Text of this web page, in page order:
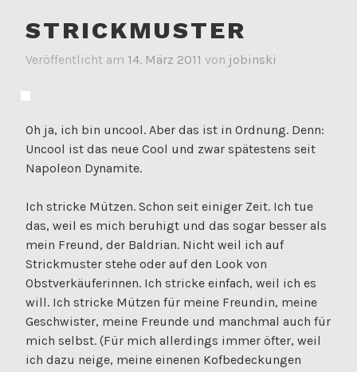
STRICKMUSTER
Veröffentlicht am 14. März 2011 von jobinski
Oh ja, ich bin uncool. Aber das ist in Ordnung. Denn:
Uncool ist das neue Cool und zwar spätestens seit
Napoleon Dynamite.
Ich stricke Mützen. Schon seit einiger Zeit. Ich tue
das, weil es mich beruhigt und das sogar besser als
mein Freund, der Baldrian. Nicht weil ich auf
Strickmuster stehe oder auf den Look von
Obstverkäuferinnen. Ich stricke einfach, weil ich es
will. Ich stricke Mützen für meine Freundin, meine
Geschwister, meine Freunde und manchmal auch für
mich selbst. (Für mich allerdings immer öfter, weil
ich dazu neige, meine einenen Kofbedeckungen